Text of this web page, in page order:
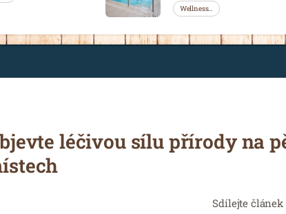
Wellness…
léčivou sílu přírody na
Sdílejte článek